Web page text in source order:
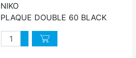
NIKO
PLAQUE DOUBLE 60 BLACK
QuantitéAugmenter quantité
Diminuer quantité